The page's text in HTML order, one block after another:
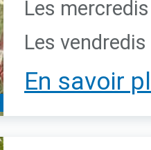
Les
Les
En savoir